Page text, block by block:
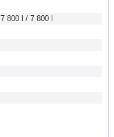
7 800 l / 7 800 l